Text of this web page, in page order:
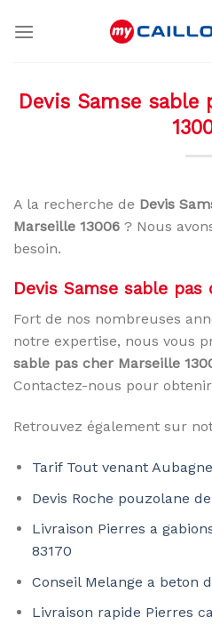
Devis Samse sable
A la recherche de Devis
Marseille 13006 ? Nous
besoin.
Devis Samse sable
Fort de nos nombreuses
notre expertise, nous vous
sable pas cher Marseille
Contactez-nous pour
Retrouvez également sur
Tarif Tout venant
Devis Roche pouzolane
Livraison Pierres a
83170
Conseil Melange a beton
Livraison rapide Pierres